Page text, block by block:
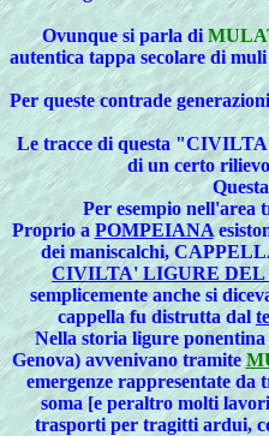
Ovunque si parla di
autentica tappa secolare di
Per queste contrade
Le tracce di questa
di un certo
Questa
Peresempio nell'area
Proprio a POMPEIANA
dei maniscalchi,
CIVILTA' LIGURE DEL
semplicemente anche si
cappella fu distrutta dal
Nella storia ligure
Genova) avvenivano tramite
emergenze rappresentate
soma [e peraltro molti
trasporti per tragitti ardui,